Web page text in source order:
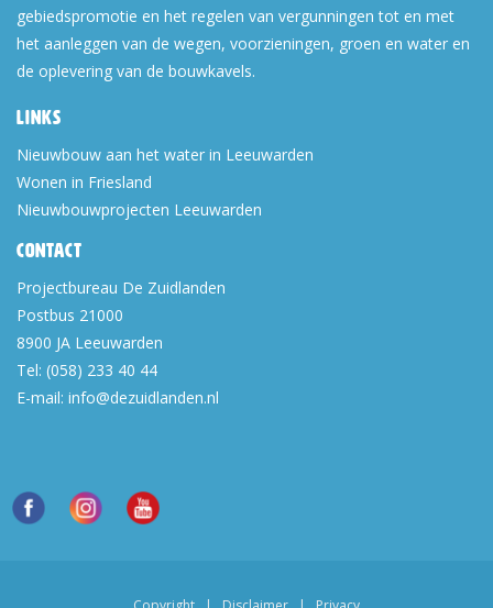
gebiedspromotie en het regelen van vergunningen tot en met
het aanleggen van de wegen, voorzieningen, groen en water en
de oplevering van de bouwkavels.
Links
Nieuwbouw aan het water in Leeuwarden
Wonen in Friesland
Nieuwbouwprojecten Leeuwarden
Contact
Projectbureau De Zuidlanden
Postbus 21000
8900 JA Leeuwarden
Tel: (058) 233 40 44
E-mail: info@dezuidlanden.nl